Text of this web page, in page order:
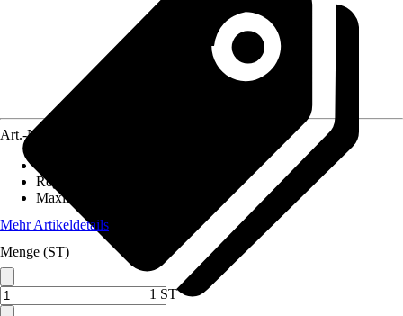
Art.-Nr.
Regelung
Maximale Förderhöhe
Mehr Artikeldetails
Menge (ST)
1 ST